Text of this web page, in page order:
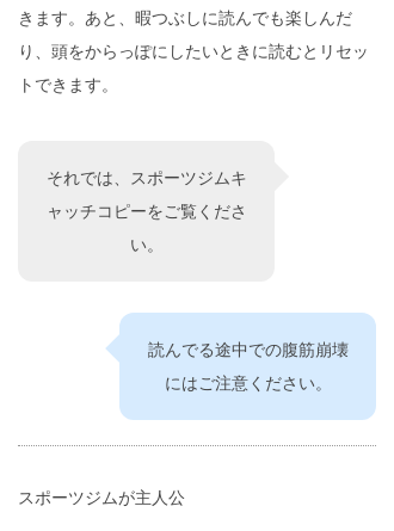
きます。あと、暇つぶしに読んでも楽しんだ
り、頭をからっぽにしたいときに読むとリセッ
トできます。
それでは、スポーツジムキ
ャッチコピーをご覧くださ
い。
読んでる途中での腹筋崩壊
にはご注意ください。
スポーツジムが主人公